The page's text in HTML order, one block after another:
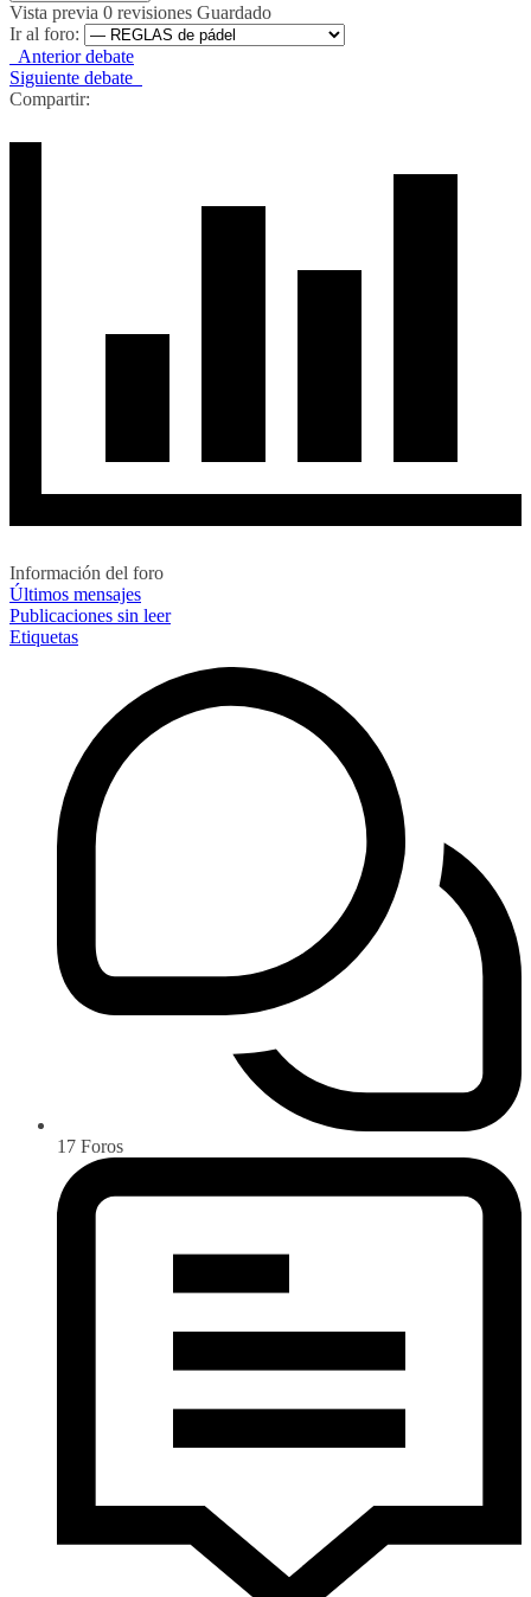
Vista previa 0 revisiones Guardado
Ir al foro:
Anterior debate
Siguiente debate
Compartir:
Información del foro
Últimos mensajes
Publicaciones sin leer
Etiquetas
17 Foros